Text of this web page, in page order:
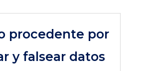
procedente por
y falsear datos